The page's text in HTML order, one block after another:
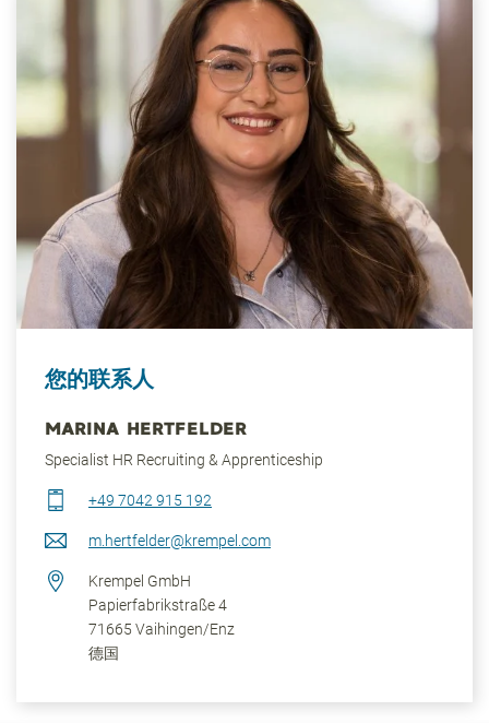
您的联系人
MARINA HERTFELDER
Specialist HR Recruiting & Apprenticeship
+49 7042 915 192
m.hertfelder@krempel.com
Krempel GmbH
Papierfabrikstraße 4
71665 Vaihingen/Enz
德国